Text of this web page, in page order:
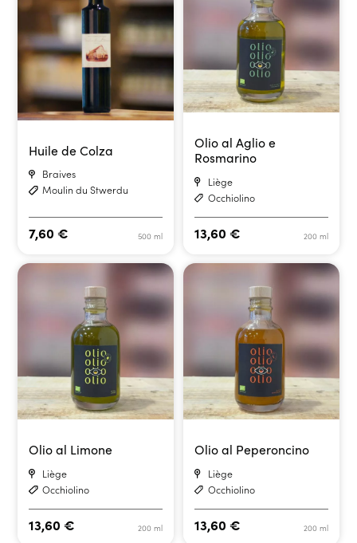
Huile de Colza
Braives
Moulin du Stwerdu
500 ml
7,60€
Olio al Aglio e
Rosmarino
Liège
Occhiolino
200 ml
13,60 €
Olio al Limone
Liège
Occhiolino
200 ml
13,60€
Olio al Peperoncino
Liège
Occhiolino
200 ml
13,60 €